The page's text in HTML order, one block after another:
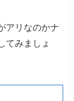
アリなのかナ
てみましょ